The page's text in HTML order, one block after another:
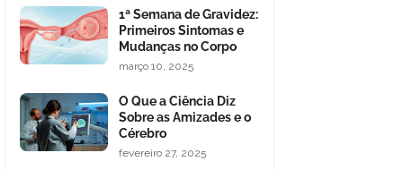
1ª Semana de Gravidez:
Primeiros Sintomas e
Mudanças no Corpo
março 10, 2025
O Que a Ciência Diz
Sobre as Amizades e o
Cérebro
fevereiro 27, 2025